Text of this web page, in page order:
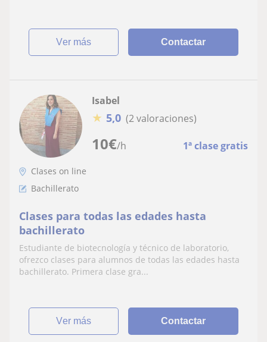
ver más Contactar
10€/h 1ª clase gratis
Isabel
★ 5,0 (2 valoraciones)
Clases on line
Bachillerato
Clases para todas las edades hasta
bachillerato
Estudiante de biotecnología y técnico de laboratorio,
ofrezco clases para alumnos de todas las edades hasta
bachillerato. Primera clase gra...
ver más Contactar